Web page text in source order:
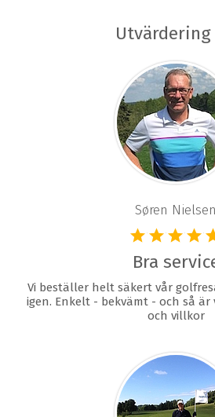
Utvärdering
Søren Nielsen
Bra
Vi beställer helt säkert vår
igen. Enkelt - bekvämt - och så är
och villkor